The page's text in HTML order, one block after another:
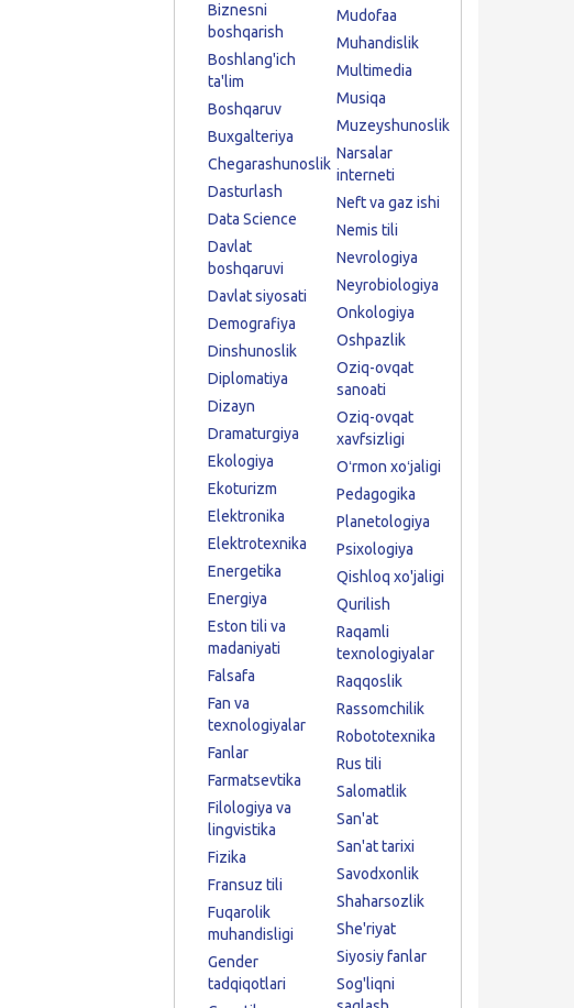
Biznesni
boshqarish
Boshlang'ich
ta'lim
Boshqaruv
Buxgalteriya
Chegarashunoslik
Dasturlash
Data Science
Davlat
boshqaruvi
Davlat siyosati
Demografiya
Dinshunoslik
Diplomatiya
Dizayn
Dramaturgiya
Ekologiya
Ekoturizm
Elektronika
Elektrotexnika
Energetika
Energiya
Eston tili va
madaniyati
Falsafa
Fan va
texnologiyalar
Fanlar
Farmatsevtika
Filologiya va
lingvistika
Fizika
Fransuz tili
Fuqarolik
muhandisligi
Gender
tadqiqotlari
Mudofaa
Muhandislik
Multimedia
Musiqa
Muzeyshunoslik
Narsalar
interneti
Neft va gaz ishi
Nemis tili
Nevrologiya
Neyrobiologiya
Onkologiya
Oshpazlik
Oziq-ovqat
sanoati
Oziq-ovqat
xavfsizligi
Oʻrmon xoʻjaligi
Pedagogika
Planetologiya
Psixologiya
Qishloq xo'jaligi
Qurilish
Raqamli
texnologiyalar
Raqqoslik
Rassomchilik
Robototexnika
Rus tili
Salomatlik
San'at
San'at tarixi
Savodxonlik
Shaharsozlik
She'riyat
Siyosiy fanlar
Sog'liqni